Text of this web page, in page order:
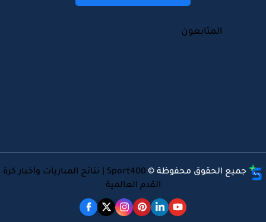
المتابعون
جميع الحقوق محفوظة ©
Sport400 | نتائج المباريات وأخبار كرة
القدم العالمية